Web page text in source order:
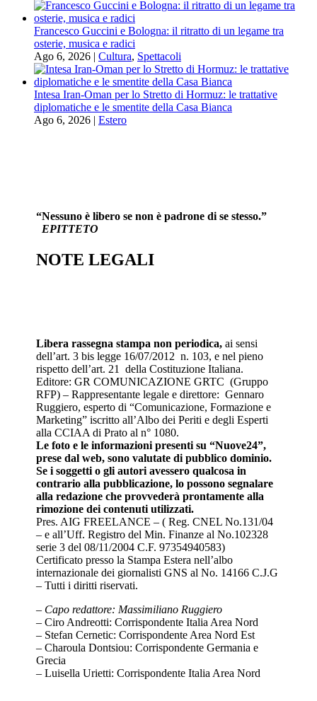
Francesco Guccini e Bologna: il ritratto di un legame tra
osterie, musica e radici
Ago 6, 2026
Cultura, Spettacoli
Intesa Iran-Oman per lo Stretto di Hormuz: le trattative
diplomatiche e le smentite della Casa Bianca
Ago 6, 2026
Estero
“Nessuno è libero se non è padrone di se stesso.”
EPITTETO
NOTE LEGALI
Libera rassegna stampa non periodica,ai sensi
dell’art. 3 bis legge 16/07/2012 n. 103, e nel pieno
rispetto dell’art. 21 della Costituzione Italiana.
Editore: GR COMUNICAZIONE GRTC (Gruppo
RFP) – Rappresentante legale e direttore: Gennaro
Ruggiero, esperto di “Comunicazione, Formazione e
Marketing” iscritto all’Albo dei Periti e degli Esperti
alla CCIAA di Prato al n° 1080.
Le foto e le informazioni presenti su “Nuove24”,
prese dal web, sono valutate di pubblico dominio.
Se i soggetti o gli autori avessero qualcosa in
contrario alla pubblicazione, lo possono segnalare
alla redazione che provvederà prontamente alla
rimozione dei contenuti utilizzati.
Pres. AIG FREELANCE – ( Reg. CNEL No.131/04
– e all’Uff. Registro del Min. Finanze al No.102328
serie 3 del 08/11/2004 C.F. 97354940583)
Certificato presso la Stampa Estera nell’albo
internazionale dei giornalisti GNS al No. 14166 C.J.G
– Tutti i diritti riservati.
– Capo redattore: Massimiliano Ruggiero
– Ciro Andreotti: Corrispondente Italia Area Nord
– Stefan Cernetic: Corrispondente Area Nord Est
– Charoula Dontsiou: Corrispondente Germania e
Grecia
– Luisella Urietti: Corrispondente Italia Area Nord